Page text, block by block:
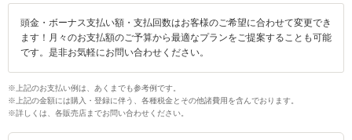
頭金・ボーナス支払い額・支払回数はお客様のご希望に合わせて変更でき
ます！月々のお支払額のご予算から最適なプランをご提案することも可能
です。是非お気軽にお問い合わせください。
※上記のお支払い例は、あくまでも参考例です。
※上記の金額には購入・登録に伴う、各種税金とその他諸費用を含んでおります。
※詳しくは、各販売店までお問い合わせください。